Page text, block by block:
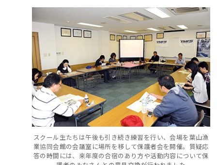
スクール生たちは午後も引き続き練習を行い、会場を葉山漁
業協同会館の会議室に場所を移して保護者会を開催。質疑応
答の時間には、来年度の合宿のあり方や活動内容について保